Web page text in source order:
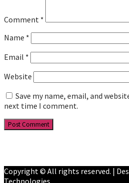
Comment *
Name *
Email *
Website
Save my name, email, and
next time I comment.
Copyright © All rights reserved. |